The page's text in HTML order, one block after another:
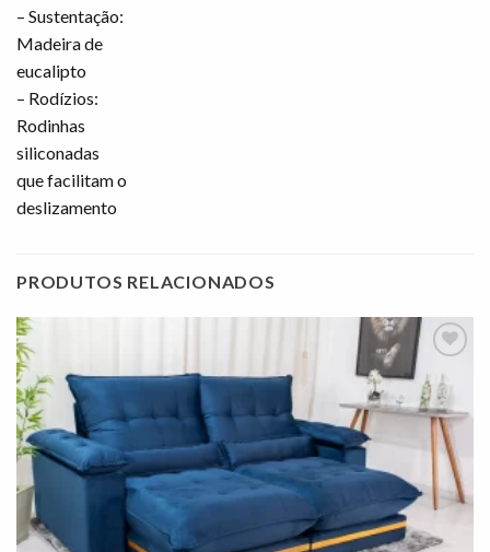
– Sustentação:
Madeira de
eucalipto
– Rodízios:
Rodinhas
siliconadas
que facilitam o
deslizamento
PRODUTOS RELACIONADOS
Adicionar
à lista de
desejos"